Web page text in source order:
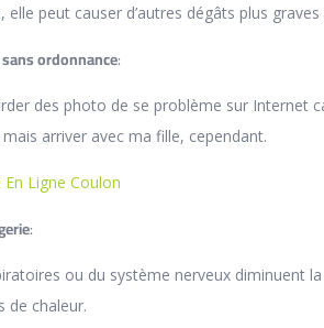
elle peut causer d’autres dégâts plus
ordonnance:
des photo de se problème sur Internet
arriver avec ma fille, cependant.
Ligne Coulon
:
ou du système nerveux diminuent
de chaleur.